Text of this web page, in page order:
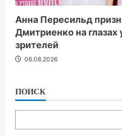
Анна Пересильд
Дмитриенко на глазах
зрителей
06.08.2026
ПОИСК